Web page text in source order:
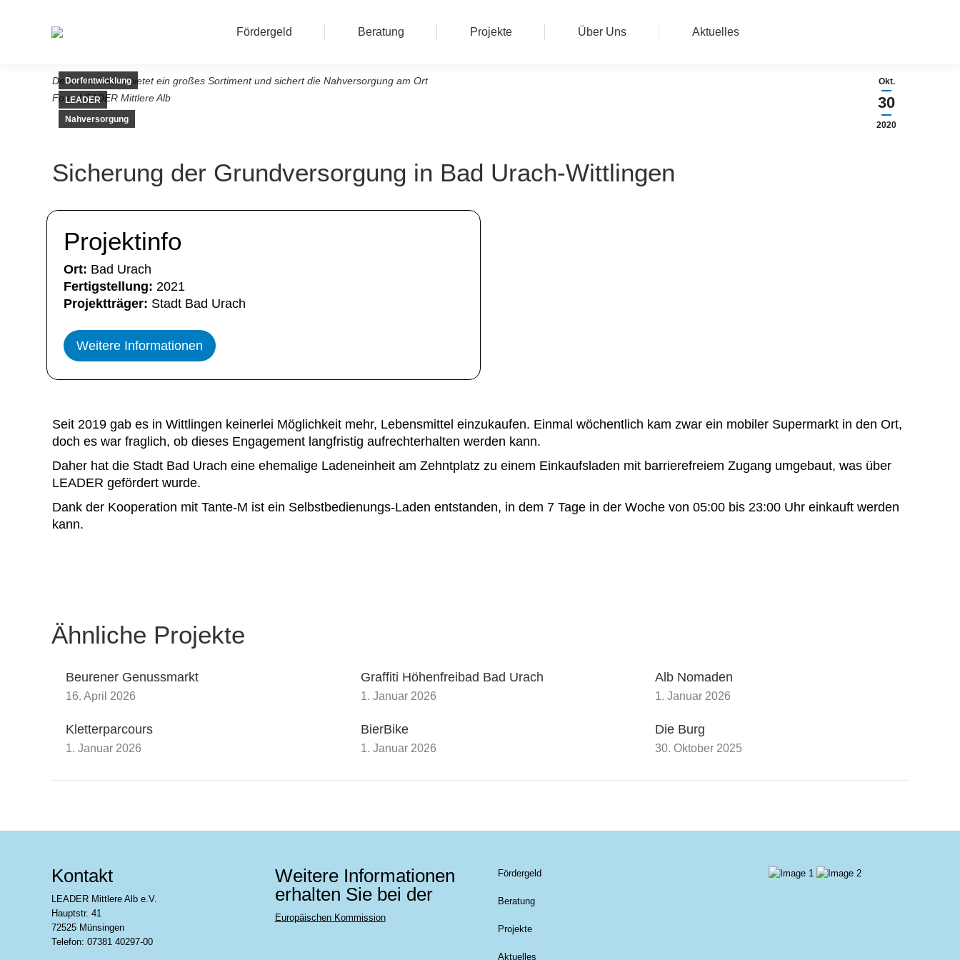
Fördergeld Beratung Projekte Über Uns Aktuelles
Okt.
30
2020
Dorfentwicklung
LEADER
Nahversorgung
Der neue Laden bietet ein großes Sortiment und sichert die Nahversorgung am Ort
Foto: LEADER Mittlere Alb
Sicherung der Grundversorgung in Bad Urach-Wittlingen
Projektinfo
Ort: Bad Urach
Fertigstellung: 2021
Projektträger: Stadt Bad Urach
Weitere Informationen
Seit 2019 gab es in Wittlingen keinerlei Möglichkeit mehr, Lebensmittel einzukaufen. Einmal wöchentlich kam zwar ein mobiler Supermarkt in den Ort,
doch es war fraglich, ob dieses Engagement langfristig aufrechterhalten werden kann.
Daher hat die Stadt Bad Urach eine ehemalige Ladeneinheit am Zehntplatz zu einem Einkaufsladen mit barrierefreiem Zugang umgebaut, was über
LEADER gefördert wurde.
Dank der Kooperation mit Tante-M ist ein Selbstbedienungs-Laden entstanden, in dem 7 Tage in der Woche von 05:00 bis 23:00 Uhr einkauft werden
kann.
Ähnliche Projekte
Beurener Genussmarkt
16. April 2026
Graffiti Höhenfreibad Bad Urach
1. Januar 2026
Alb Nomaden
1. Januar 2026
Kletterparcours
1. Januar 2026
BierBike
1. Januar 2026
Die Burg
30. Oktober 2025
Kontakt
LEADER Mittlere Alb e.V.
Hauptstr. 41
72525 Münsingen
Telefon: 07381 40297-00
Weitere Informationen
erhalten Sie bei der
Europäischen Kommission
Fördergeld
Beratung
Projekte
Aktuelles